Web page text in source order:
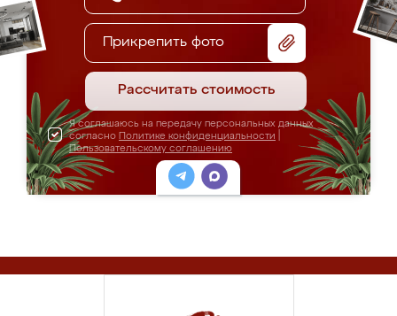
Прикрепить фото
Рассчитать стоимость
Я соглашаюсь на передачу персональных данных
согласно Политике конфиденциальности
Пользовательскому соглашению